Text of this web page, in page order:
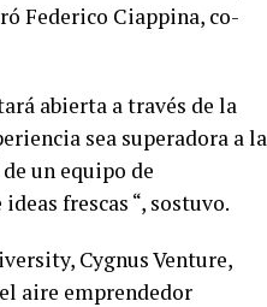
Federico Ciappina, co-
abierta a través de la
sea superadora a la
un equipo de
frescas “, sostuvo.
Cygnus Venture,
aire emprendedor